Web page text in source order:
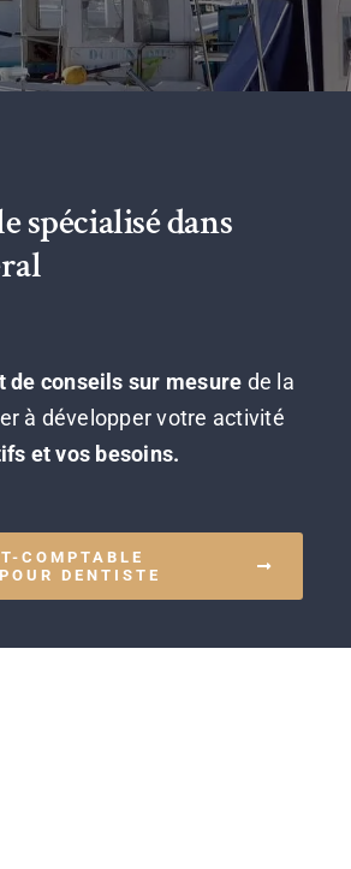
spécialisé dans
de conseils sur mesure de la
à développer votre activité
et vos besoins.
COMPTABLE
DENTISTE